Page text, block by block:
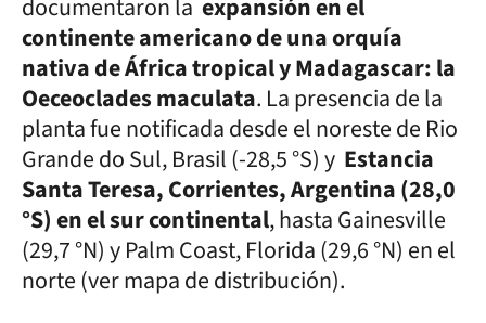
documentaron la expansión en el
continente americano de una orquía
nativa de África tropical y Madagascar: la
Oeceoclades maculata. La presencia de la
planta fue notificada desde el noreste de Rio
Grande do Sul, Brasil (-28,5 °S) y Estancia
Santa Teresa, Corrientes, Argentina (28,0
°S) en el sur continental, hasta Gainesville
(29,7 °N) y Palm Coast, Florida (29,6 °N) en el
norte (ver mapa de distribución).